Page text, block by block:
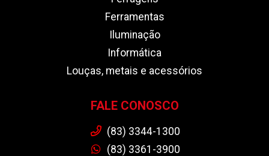
Ferramentas
Iluminação
Informática
Louças, metais e acessórios
FALE CONOSCO
(83) 3344-1300
(83) 3361-3900